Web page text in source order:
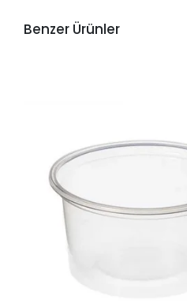
Benzer Ürünler